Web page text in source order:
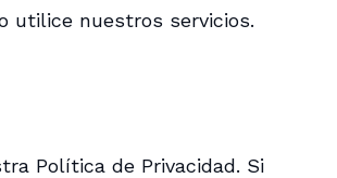
utilice nuestros servicios.
Política de Privacidad. Si